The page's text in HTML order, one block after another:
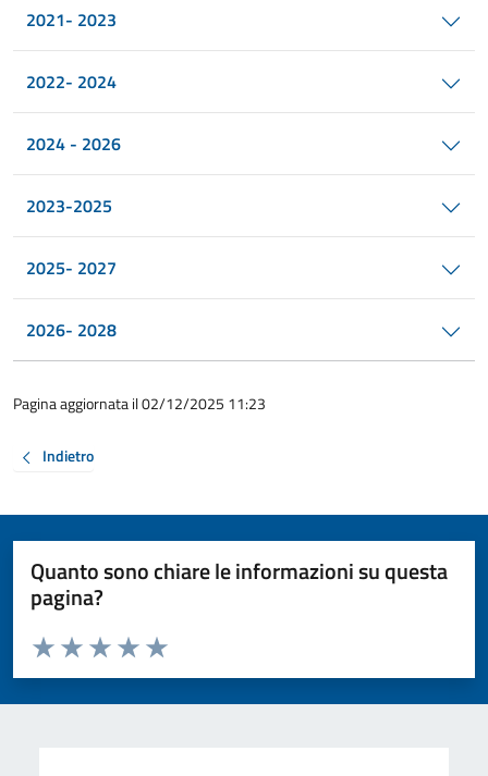
2021- 2023
2022- 2024
2024 - 2026
2023-2025
2025- 2027
2026- 2028
Pagina aggiornata il 02/12/2025 11:23
Indietro
Quanto sono chiare le informazioni su questa
pagina?
Valuta da 1 a 5 stelle la pagina
Valuta 5 stelle su 5
Valuta 4 stelle su 5
Valuta 3 stelle su 5
Valuta 2 stelle su 5
Valuta 1 stelle su 5